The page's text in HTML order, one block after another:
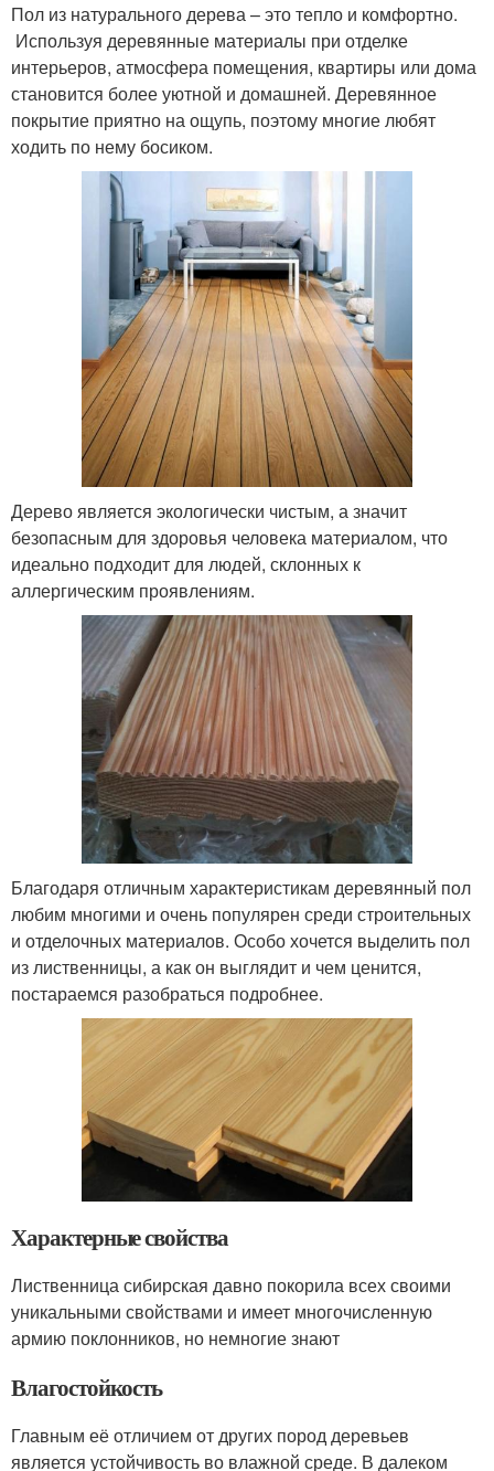
Пол из натурального дерева – это тепло и комфортно.
Используя деревянные материалы при отделке
интерьеров, атмосфера помещения, квартиры или дома
становится более уютной и домашней. Деревянное
покрытие приятно на ощупь, поэтому многие любят
ходить по нему босиком.
Дерево является экологически чистым, а значит
безопасным для здоровья человека материалом, что
идеально подходит для людей, склонных к
аллергическим проявлениям.
Благодаря отличным характеристикам деревянный пол
любим многими и очень популярен среди строительных
и отделочных материалов. Особо хочется выделить пол
из лиственницы, а как он выглядит и чем ценится,
постараемся разобраться подробнее.
Характерные свойства
Лиственница сибирская давно покорила всех своими
уникальными свойствами и имеет многочисленную
армию поклонников, но немногие знают
Влагостойкость
Главным её отличием от других пород деревьев
является устойчивость во влажной среде. В далеком